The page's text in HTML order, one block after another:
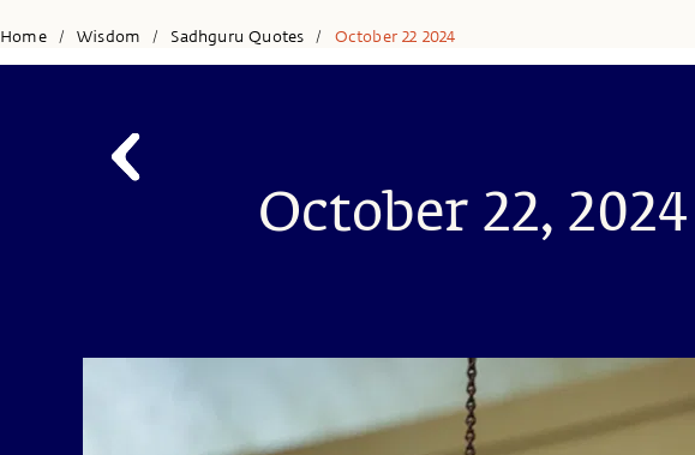
Home / Wisdom / Sadhguru Quotes / October 22 2024
October 22, 2024